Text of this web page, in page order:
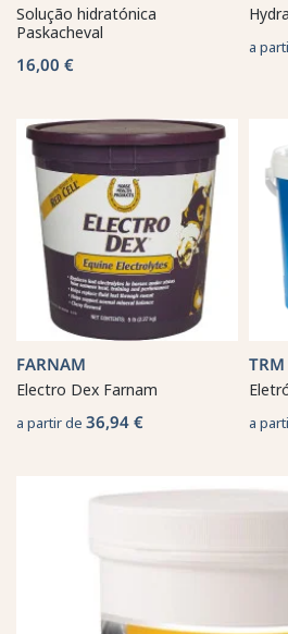
Solução hidratónica
Paskacheval
16,00 €
a
FARNAM
Electro Dex Farnam
a partir de 36,94 €
TRM
a